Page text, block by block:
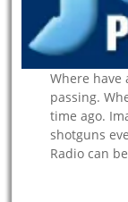
Where have
passing.
time ago.
shotguns
Radio can